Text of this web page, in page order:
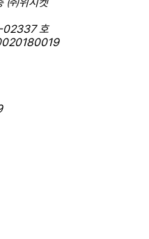
㈜위시켓
-02337 호